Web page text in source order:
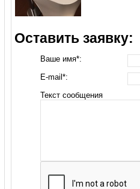
Оставить заявку:
Ваше имя*:
E-mail*:
Текст сообщения